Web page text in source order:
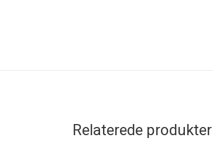
Relaterede produkter